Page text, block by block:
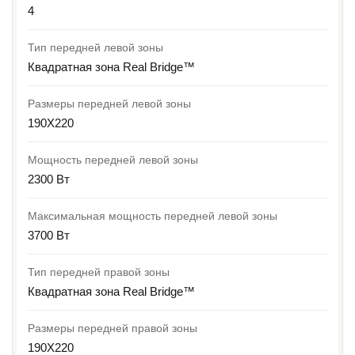
4
Тип передней левой зоны
Квадратная зона Real Bridge™
Размеры передней левой зоны
190X220
Мощность передней левой зоны
2300 Вт
Максимальная мощность передней левой зоны
3700 Вт
Тип передней правой зоны
Квадратная зона Real Bridge™
Размеры передней правой зоны
190X220